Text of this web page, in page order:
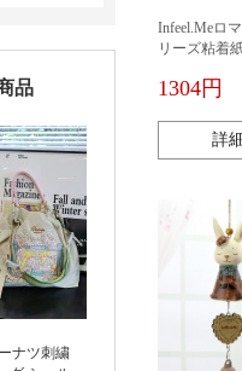
品
ナツ刺繍
Infeel.Meロ
リーズ粘着
1304円
詳